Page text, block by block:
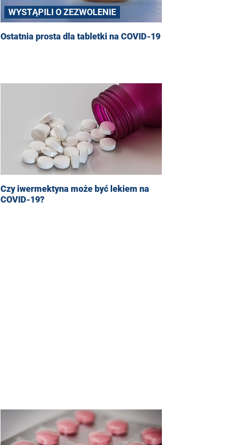
WYSTĄPILI O ZEZWOLENIE
Ostatnia prosta dla tabletki na COVID-19
Czy iwermektyna może być lekiem na
COVID-19?